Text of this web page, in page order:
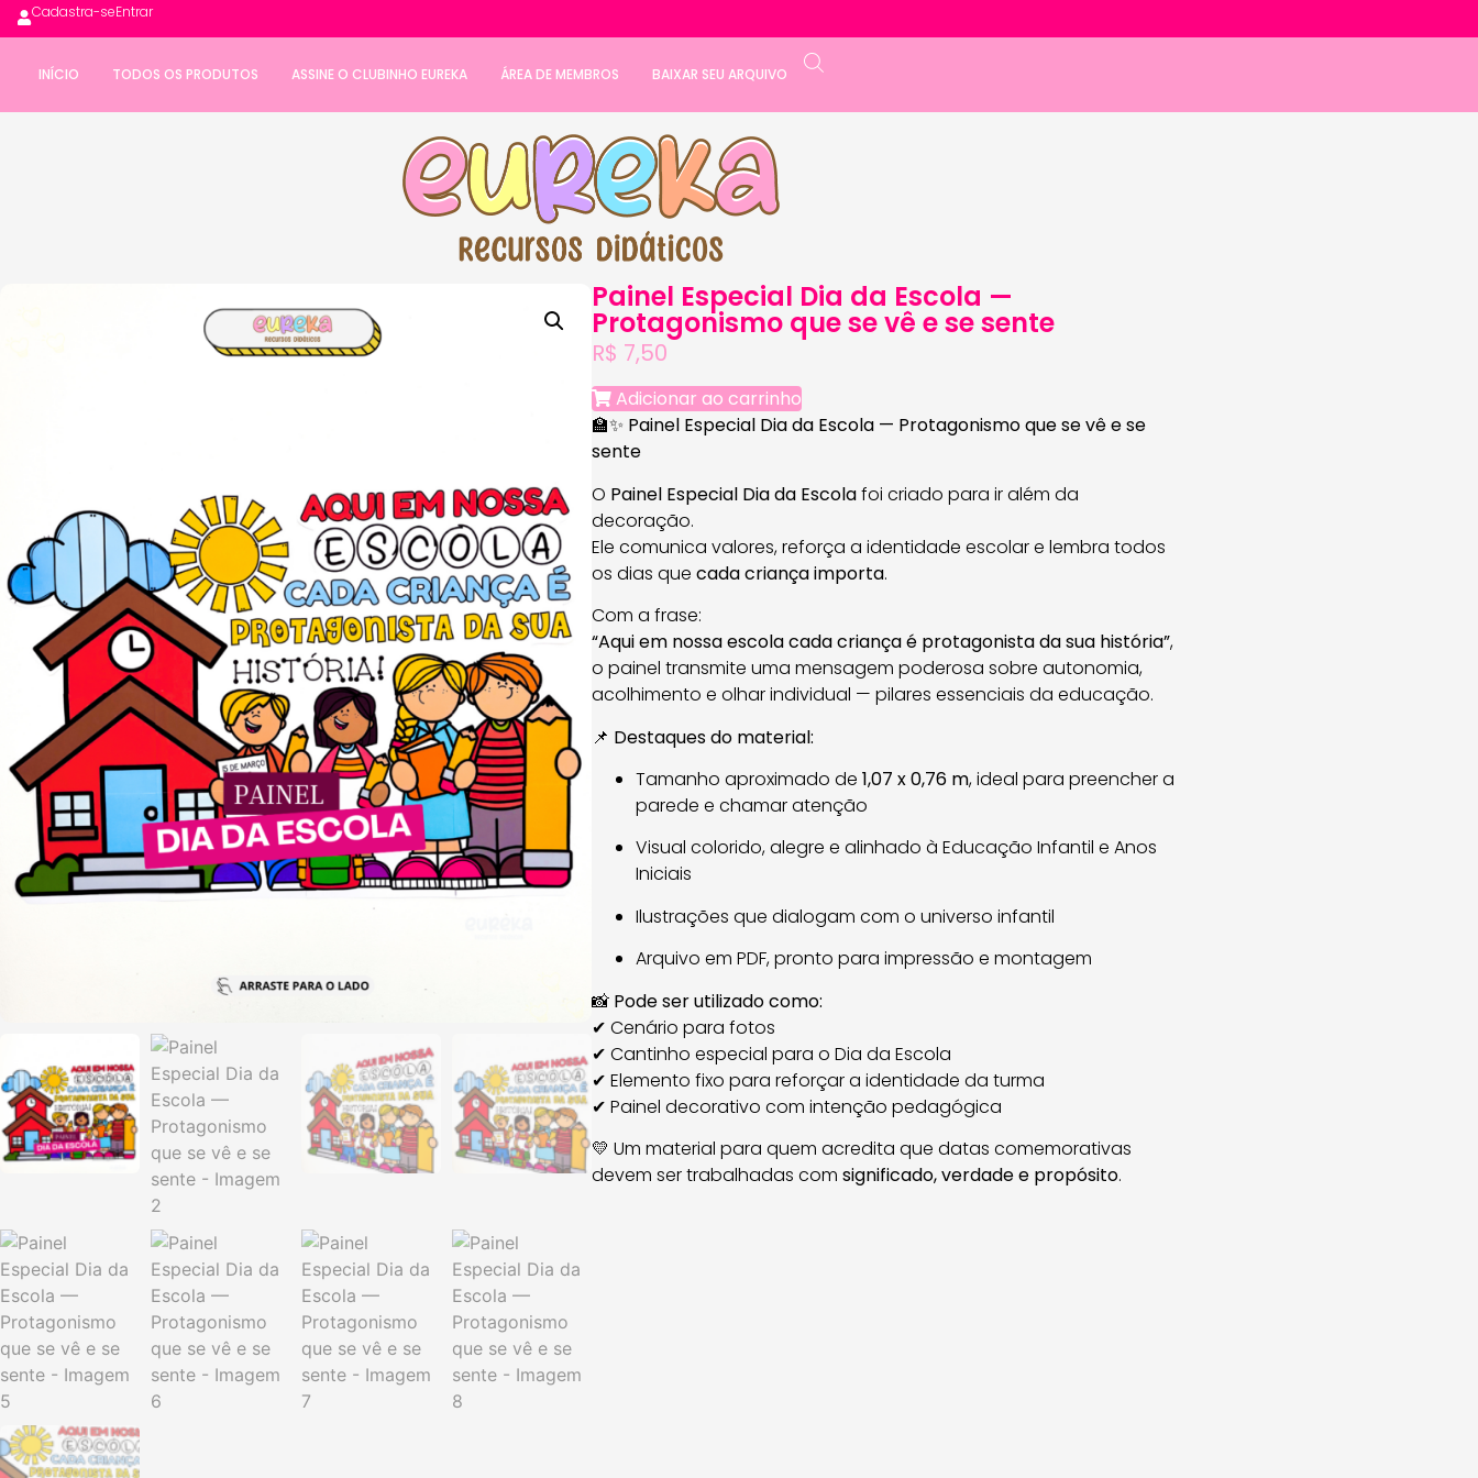
Cadastra-seEntrar
INÍCIO TODOS OS PRODUTOS ASSINE O CLUBINHO EUREKA ÁREA DE MEMBROS BAIXAR SEU ARQUIVO
Painel Especial Dia da Escola —
Protagonismo que se vê e se sente
R$ 7,50
Adicionar ao carrinho
🏫✨ Painel Especial Dia da Escola — Protagonismo que se vê e se
sente
O Painel Especial Dia da Escolafoi criado para ir além da
decoração.
Ele comunica valores, reforça a identidade escolar e lembra todos
os dias que cada criança importa.
Com a frase:
“Aqui em nossa escola cada criança é protagonista da sua história”,
o painel transmite uma mensagem poderosa sobre autonomia,
acolhimento e olhar individual — pilares essenciais da educação.
📌 Destaques do material:
Tamanho aproximado de 1,07 x 0,76 m, ideal para preencher a
parede e chamar atenção
Visual colorido, alegre e alinhado à Educação Infantil e Anos
Iniciais
Ilustrações que dialogam com o universo infantil
Arquivo em PDF, pronto para impressão e montagem
📸 Pode ser utilizado como:
✔ Cenário para fotos
✔ Cantinho especial para o Dia da Escola
✔ Elemento fixo para reforçar a identidade da turma
✔ Painel decorativo com intenção pedagógica
💛 Um material para quem acredita que datas comemorativas
devem ser trabalhadas com significado, verdade e propósito.